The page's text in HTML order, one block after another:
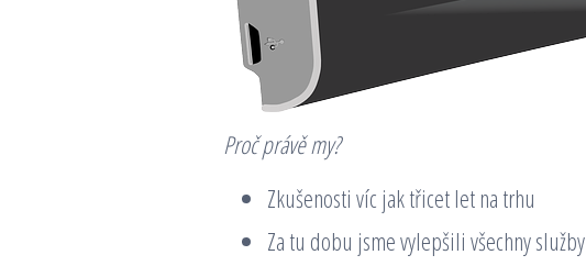
Proč právě my?
Zkušenosti víc jak třicet let na trhu
Za tu dobu jsme vylepšili všechny služby